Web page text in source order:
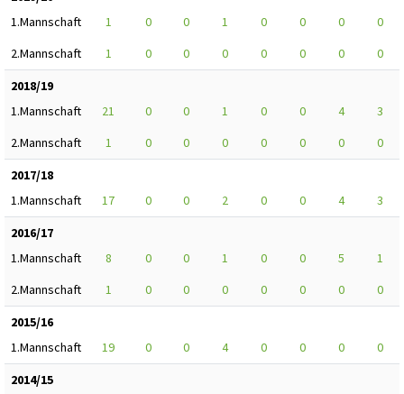
1.Mannschaft
1 0 0 1 0 0 0
0
2.Mannschaft
1 0 0 0 0 0 0
0
2018/19
1.Mannschaft
21 0 0 1 0 0 4
3
2.Mannschaft
1 0 0 0 0 0 0
0
2017/18
1.Mannschaft
17 0 0 2 0 0 4
3
2016/17
1.Mannschaft
8 0 0 1 0 0 5
1
2.Mannschaft
1 0 0 0 0 0 0
0
2015/16
1.Mannschaft
19 0 0 4 0 0 0
0
2014/15